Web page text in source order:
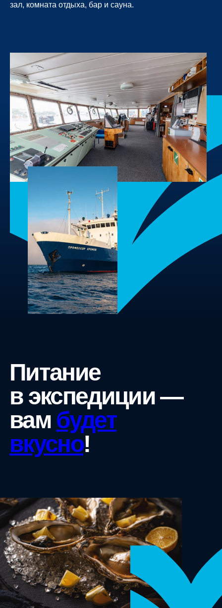
зал, комната отдыха, бар и сауна.
Питание
в экспедиции —
вам будет
вкусно!